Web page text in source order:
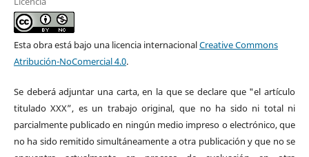
Esta obra está bajo una licencia internacionalCreative Commons
Atribución-NoComercial 4.0.
Se deberá adjuntar una carta, en la que se declare que "el artículo
titulado XXX”, es un trabajo original, que no ha sido ni total ni
parcialmente publicado en ningún medio impreso o electrónico, que
no ha sido remitido simultáneamente a otra publicación y que no se